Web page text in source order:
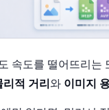
속도를 떨어뜨리는
리적 거리 와 이미지